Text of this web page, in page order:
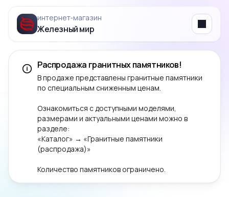
интернет‑магазин
Железный мир Menu
Распродажа гранитных памятников!
В продаже представлены гранитные памятники
по специальным сниженным ценам.
Ознакомиться с доступными моделями,
размерами и актуальными ценами можно в
разделе:
«Каталог» → «Гранитные памятники
(распродажа)»
Количество памятников ограничено.